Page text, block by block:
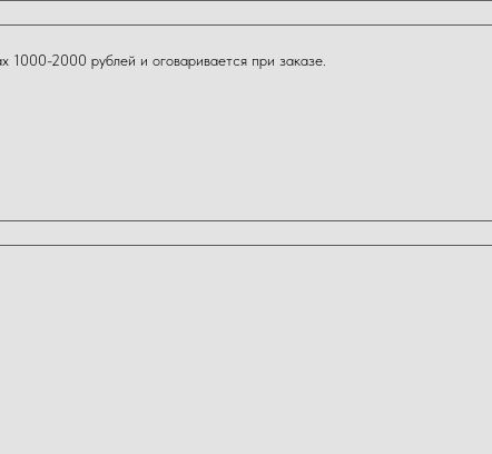
2000 рублей и оговаривается при заказе.